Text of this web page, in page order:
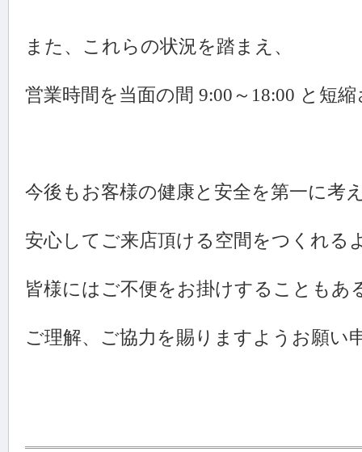
また、これらの状況を踏まえ、
営業時間を当面の間 9:00～18:00 と短
今後もお客様の健康と安全を第一に考
安心してご来店頂ける空間をつくれる
皆様にはご不便をお掛けすることもあ
ご理解、ご協力を賜りますようお願い